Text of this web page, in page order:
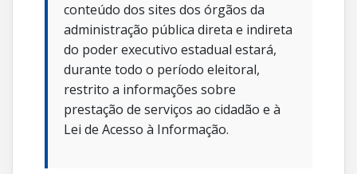
conteúdo dos sites dos órgãos da
administração pública direta e indireta
do poder executivo estadual estará,
durante todo o período eleitoral,
restrito a informações sobre
prestação de serviços ao cidadão e à
Lei de Acesso à Informação.